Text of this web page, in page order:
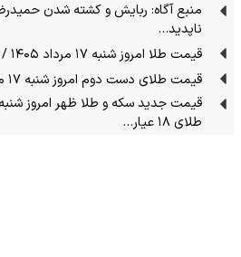
منبع آگاه: ربایش و کشته شدن
ناپدید…
قیمت طلا امروز شنبه ۱۷ مرداد ۱۴۰۵ / طلای ۱۸ عیار گران شد
قیمت طلای دست دوم امروز شنبه ۱۷ مرداد ۱۴۰۵
طلای ۱۸ عیار…